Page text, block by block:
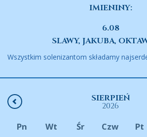
IMIENINY:
6.08
SLAWY, JAKUBA,
Wszystkim solenizantom składamy
SIERPIEŃ
2026
Pn Wt Śr Czw Pt